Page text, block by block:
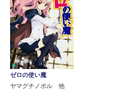
ゼロの使い魔
ヤマグチノボル 他